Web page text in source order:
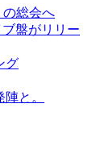
の総会へ
盤がリリー
グ
と。